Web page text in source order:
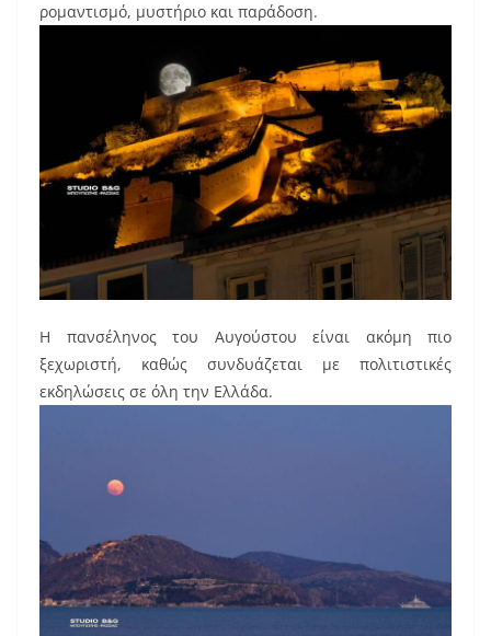
ρομαντισμό, μυστήριο και παράδοση.
Η πανσέληνος του Αυγούστου είναι ακόμη πιο
ξεχωριστή, καθώς συνδυάζεται με πολιτιστικές
εκδηλώσεις σε όλη την Ελλάδα.